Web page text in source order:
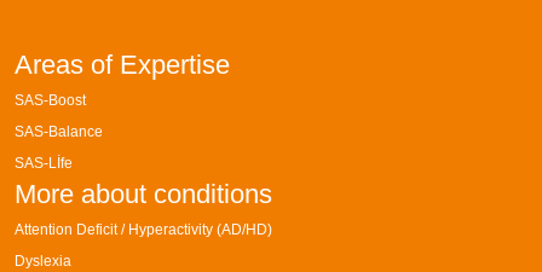
Areas of Expertise
SAS-Boost
SAS-Balance
SAS-Lİfe
More about conditions
Attention Deficit / Hyperactivity (AD/HD)
Dyslexia